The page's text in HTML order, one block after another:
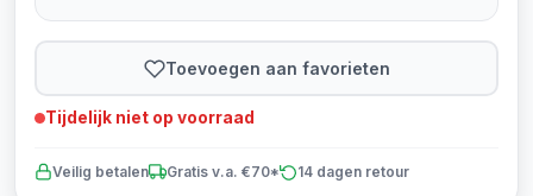
Toevoegen aan favorieten
Tijdelijk niet op voorraad
Veilig betalen Gratis v.a. €70* 14 dagen retour